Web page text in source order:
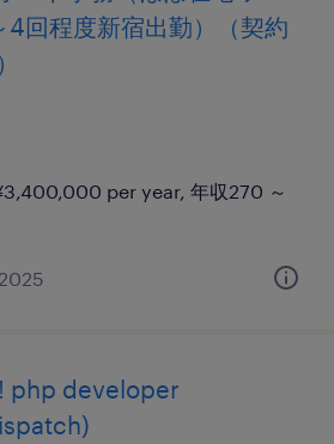
4回程度新宿出勤）（契約
per year, 年収270 ～
php developer